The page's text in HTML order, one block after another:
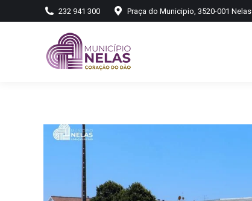
232 941 300 Praça do Municipio, 3520-001 Nelas